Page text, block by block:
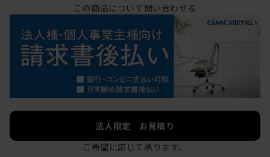
この商品について問い合わせる
法人限定 お見積り
ご希望に応じて承ります。